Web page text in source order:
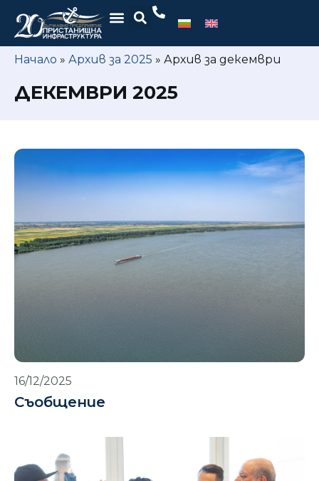
Начало » Архив за 2025 » Архив за декември
ДЕКЕМВРИ 2025
16/12/2025
Съобщение